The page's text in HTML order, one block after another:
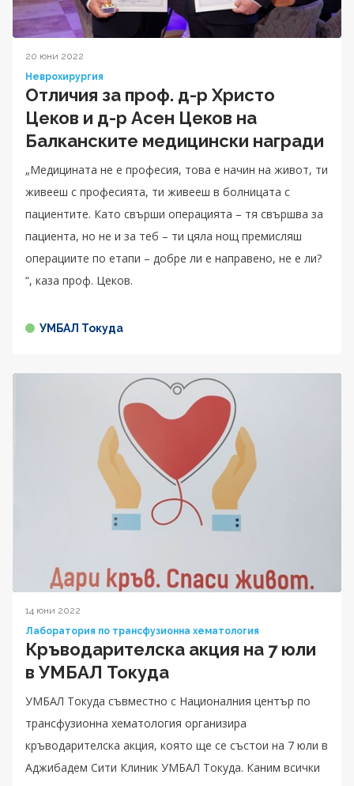
20 юни 2022
Неврохирургия
Отличия за проф. д-р Христо
Цеков и д-р Асен Цеков на
Балканските медицински награди
„Медицината не е професия, това е начин на живот, ти
живееш с професията, ти живееш в болницата с
пациентите. Като свърши операцията – тя свършва за
пациента, но не и за теб – ти цяла нощ премисляш
операциите по етапи – добре ли е направено, не е ли?
“, каза проф. Цеков.
УМБАЛ Токуда
14 юни 2022
Лаборатория по трансфузионна хематология
Кръводарителска акция на 7 юли
в УМБАЛ Токуда
УМБАЛ Токуда съвместно с Националния център по
трансфузионна хематология организира
кръводарителска акция, която ще се състои на 7 юли в
Аджибадем Сити Клиник УМБАЛ Токуда. Каним всички